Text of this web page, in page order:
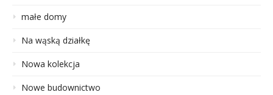
małe domy
Na wąską działkę
Nowa kolekcja
Nowe budownictwo